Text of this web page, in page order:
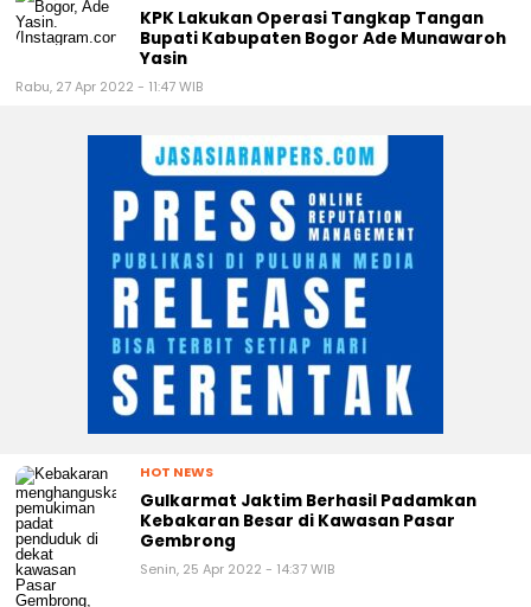
KPK Lakukan Operasi Tangkap Tangan
Bupati Kabupaten Bogor Ade Munawaroh
Yasin
Rabu, 27 Apr 2022 - 11:47 WIB
HOT NEWS
Gulkarmat Jaktim Berhasil Padamkan
Kebakaran Besar di Kawasan Pasar
Gembrong
Senin, 25 Apr 2022 - 14:37 WIB